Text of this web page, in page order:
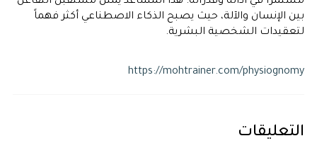
بين الإنسان والآلة، حيث يصبح الذكاء الاصطناعي أكثر فهماً
لتعقيدات الشخصية البشرية.
https://mohtrainer.com/physiognomy
التعليقات